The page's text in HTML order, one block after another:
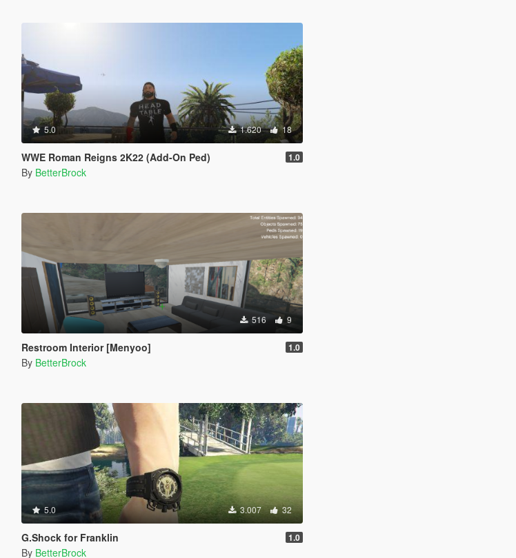
5.0 1.620 18
WWE Roman Reigns 2K22 (Add-On Ped) 1.0
By BetterBrock
516 9
Restroom Interior [Menyoo] 1.0
By BetterBrock
5.0 3.007 32
G.Shock for Franklin 1.0
By BetterBrock